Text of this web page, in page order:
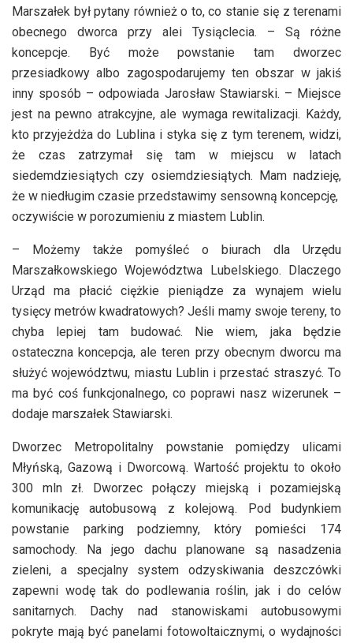
Marszałek był pytany również o to, co stanie się z terenami
obecnego dworca przy alei Tysiąclecia. – Są różne
koncepcje. Być może powstanie tam dworzec
przesiadkowy albo zagospodarujemy ten obszar w jakiś
inny sposób – odpowiada Jarosław Stawiarski. – Miejsce
jest na pewno atrakcyjne, ale wymaga rewitalizacji. Każdy,
kto przyjeżdża do Lublina i styka się z tym terenem, widzi,
że czas zatrzymał się tam w miejscu w latach
siedemdziesiątych czy osiemdziesiątych. Mam nadzieję,
że w niedługim czasie przedstawimy sensowną koncepcję,
oczywiście w porozumieniu z miastem Lublin.
– Możemy także pomyśleć o biurach dla Urzędu
Marszałkowskiego Województwa Lubelskiego. Dlaczego
Urząd ma płacić ciężkie pieniądze za wynajem wielu
tysięcy metrów kwadratowych? Jeśli mamy swoje tereny, to
chyba lepiej tam budować. Nie wiem, jaka będzie
ostateczna koncepcja, ale teren przy obecnym dworcu ma
służyć województwu, miastu Lublin i przestać straszyć. To
ma być coś funkcjonalnego, co poprawi nasz wizerunek –
dodaje marszałek Stawiarski.
Dworzec Metropolitalny powstanie pomiędzy ulicami
Młyńską, Gazową i Dworcową. Wartość projektu to około
300 mln zł. Dworzec połączy miejską i pozamiejską
komunikację autobusową z kolejową. Pod budynkiem
powstanie parking podziemny, który pomieści 174
samochody. Na jego dachu planowane są nasadzenia
zieleni, a specjalny system odzyskiwania deszczówki
zapewni wodę tak do podlewania roślin, jak i do celów
sanitarnych. Dachy nad stanowiskami autobusowymi
pokryte mają być panelami fotowoltaicznymi, o wydajności